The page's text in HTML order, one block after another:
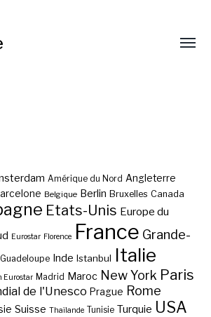
Amérique du Nord Angleterre
Belgique Berlin Bruxelles Canada
Etats-Unis Europe du
Eurostar Florence France Grande-
Guadeloupe Inde Istanbul Italie
Eurostar Madrid Maroc New York Paris
de l'Unesco Prague Rome
Suisse Thaïlande Tunisie Turquie USA